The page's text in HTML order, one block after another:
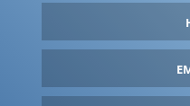
FABRICANTE DE BALÕES
FABRICANTE DE ROUPA